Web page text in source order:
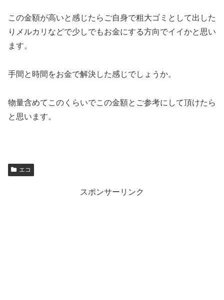
この金額が高いと感じたらご自身で粗大ゴミとして出した
りメルカリなどで少しでもお金にする方向でイイかと思い
ます。
手間と時間をお金で解決した感じでしょうか。
物量含めてこのくらいでこの金額とご参考にして頂けたら
と思います。
エコ
スポンサーリンク